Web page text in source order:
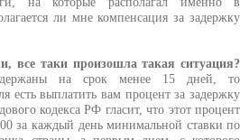
ли мне компенсация за задержку
все таки произошла такая ситуация?
на срок менее 15 дней, то
есть выплатить вам процент за задержку
кодекса РФ гласит, что этот процент
за каждый день минимальной ставки по